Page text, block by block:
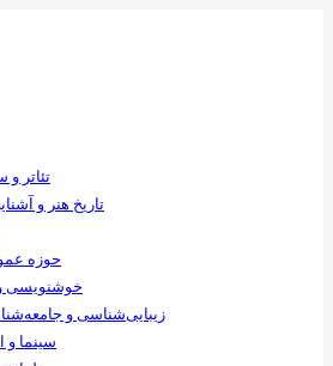
تئاتر
تاریخ هنر و
حوزه
خوشنویسی
زیبایی‌شناسی و
سینما و